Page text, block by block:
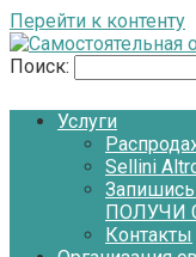
Перейти к контенту
Поиск:
Услуги
Sellini
ПОЛУЧИ
Контакты